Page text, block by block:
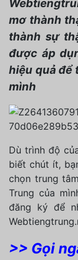
mơ thành
thành sự
được áp
hiệu quả để
mình
Dù trình độ
biết chút ít,
chọn trung
Trung của
đăng ký để
>> Gọi